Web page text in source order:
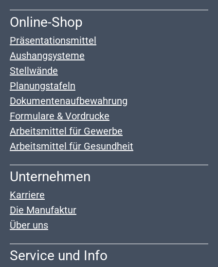
Online-Shop
Präsentationsmittel
Aushangsysteme
Stellwände
Planungstafeln
Dokumentenaufbewahrung
Formulare & Vordrucke
Arbeitsmittel für Gewerbe
Arbeitsmittel für Gesundheit
Unternehmen
Karriere
Die Manufaktur
Über uns
Service und Info